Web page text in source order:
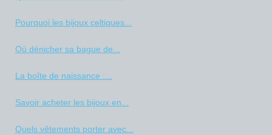
Pourquoi les bijoux celtiques...
Où dénicher sa bague de...
La boîte de naissance :...
Savoir acheter les bijoux en...
Quels vêtements porter avec...